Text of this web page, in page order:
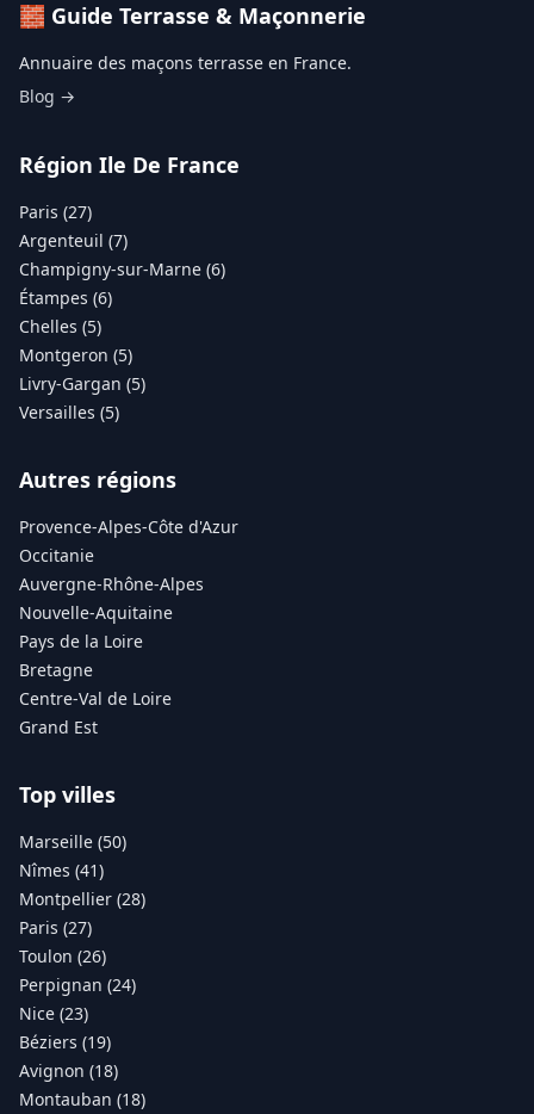
🧱 Guide Terrasse & Maçonnerie
Annuaire des maçons terrasse en France.
Blog →
Région Ile De France
Paris (27)
Argenteuil (7)
Champigny-sur-Marne (6)
Étampes (6)
Chelles (5)
Montgeron (5)
Livry-Gargan (5)
Versailles (5)
Autres régions
Provence-Alpes-Côte d'Azur
Occitanie
Auvergne-Rhône-Alpes
Nouvelle-Aquitaine
Pays de la Loire
Bretagne
Centre-Val de Loire
Grand Est
Top villes
Marseille (50)
Nîmes (41)
Montpellier (28)
Paris (27)
Toulon (26)
Perpignan (24)
Nice (23)
Béziers (19)
Avignon (18)
Montauban (18)